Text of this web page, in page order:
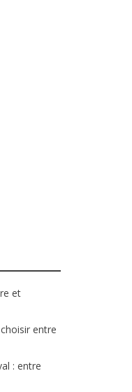
et
entre
: entre